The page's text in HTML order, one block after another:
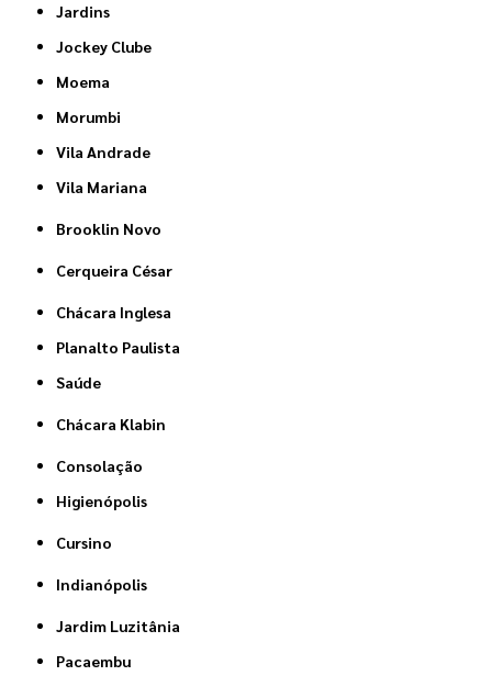
Jardins
Jockey Clube
Moema
Morumbi
Vila Andrade
Vila Mariana
Brooklin Novo
Cerqueira César
Chácara Inglesa
Planalto Paulista
Saúde
Chácara Klabin
Consolação
Higienópolis
Cursino
Indianópolis
Jardim Luzitânia
Pacaembu